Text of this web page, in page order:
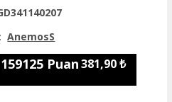
AnemosS
159125 Puan381,90 ₺